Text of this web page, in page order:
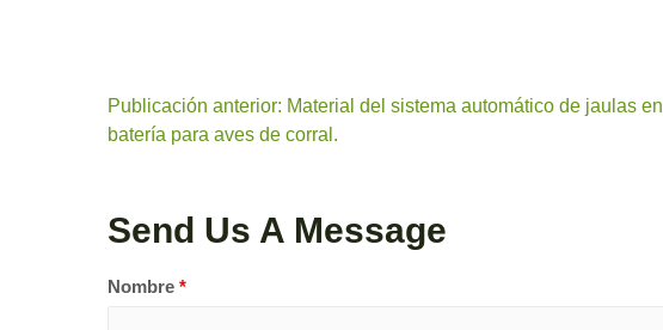
Publicación anterior: Material del sistema automático de jaulas en
batería para aves de corral.
Send Us A Message
Nombre *